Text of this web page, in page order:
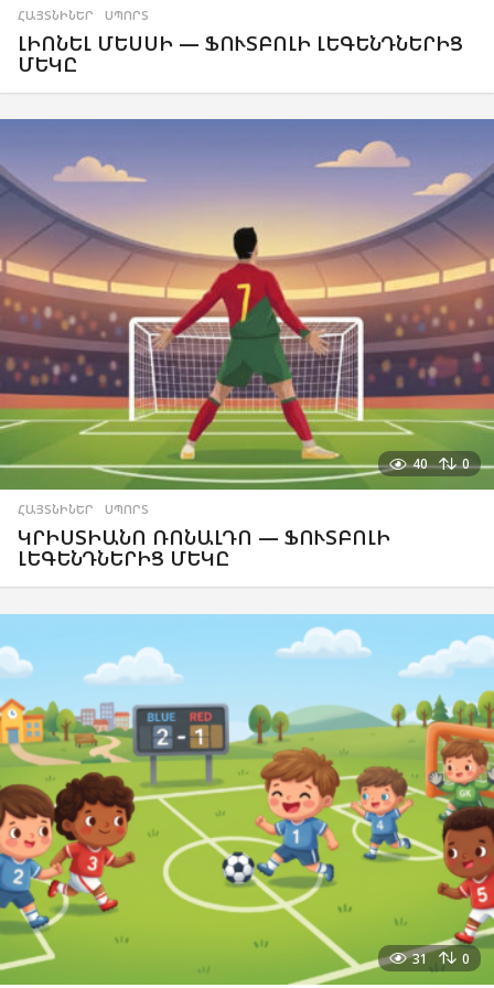
ՀԱՅՏՆԻՆԵՐ ,ՍՊՈՐՏ
ԼԻՈՆԵԼ ՄԵՍՍԻ — ՖՈՒՏԲՈԼԻ ԼԵԳԵՆԴՆԵՐԻՑ
ՄԵԿԸ
40 0
ՀԱՅՏՆԻՆԵՐ ,ՍՊՈՐՏ
ԿՐԻՍՏԻԱՆՈ ՌՈՆԱԼԴՈ — ՖՈՒՏԲՈԼԻ
ԼԵԳԵՆԴՆԵՐԻՑ ՄԵԿԸ
31 0